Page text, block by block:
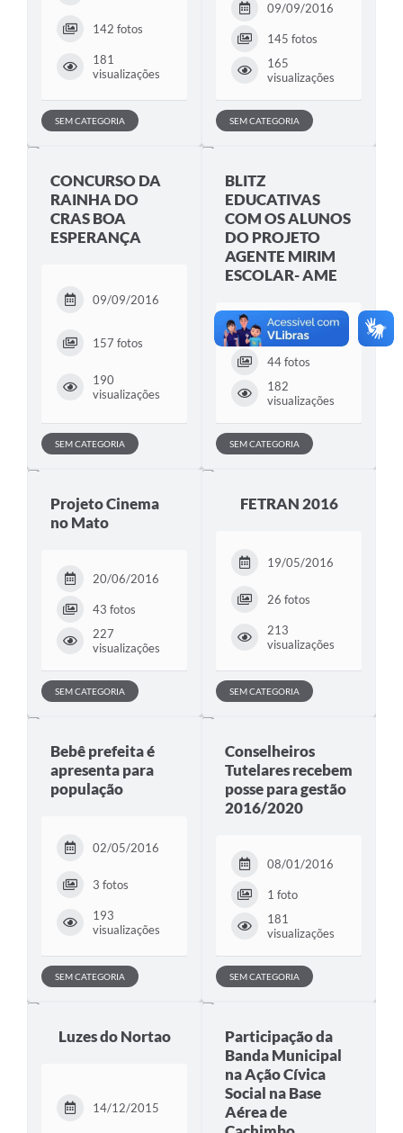
142 fotos
181
visualizações
SEM CATEGORIA
09/09/2016
145 fotos
165
visualizações
SEM CATEGORIA
CONCURSO DA
RAINHA DO
CRAS BOA
ESPERANÇA
09/09/2016
157 fotos
190
visualizações
SEM CATEGORIA
BLITZ
EDUCATIVAS
COM OS ALUNOS
DO PROJETO
AGENTE MIRIM
ESCOLAR- AME
22/06/2016
44 fotos
182
visualizações
SEM CATEGORIA
Projeto Cinema
no Mato
20/06/2016
43 fotos
227
visualizações
SEM CATEGORIA
FETRAN 2016
19/05/2016
26 fotos
213
visualizações
SEM CATEGORIA
Bebê prefeita é
apresenta para
população
02/05/2016
3 fotos
193
visualizações
SEM CATEGORIA
Conselheiros
Tutelares recebem
posse para gestão
2016/2020
08/01/2016
1 foto
181
visualizações
SEM CATEGORIA
Luzes do Nortao
14/12/2015
Participação da
Banda Municipal
na Ação Cívica
Social na Base
Aérea de